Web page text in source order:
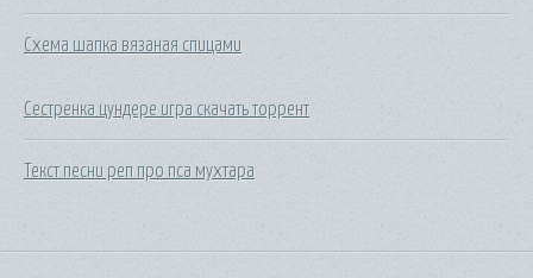
Схема шапка вязаная спицами
Сестренка цундере игра скачать торрент
Текст песни реп про пса мухтара